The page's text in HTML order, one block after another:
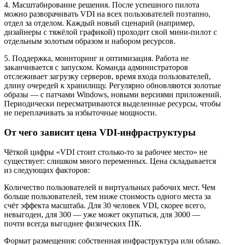
4. Масштабирование решения. После успешного пилота
можно разворачивать VDI на всех пользователей поэтапно,
отдел за отделом. Каждый новый сценарий (например,
дизайнеры с тяжёлой графикой) проходит свой мини-пилот с
отдельным золотым образом и набором ресурсов.
5. Поддержка, мониторинг и оптимизация. Работа не
заканчивается с запуском. Команда администраторов
отслеживает загрузку серверов, время входа пользователей,
длину очередей к хранилищу. Регулярно обновляются золотые
образы — с патчами Windows, новыми версиями приложений.
Периодически пересматриваются выделенные ресурсы, чтобы
не переплачивать за избыточные мощности.
От чего зависит цена VDI-инфраструктуры
Чёткой цифры «VDI стоит столько-то за рабочее место» не
существует: слишком много переменных. Цена складывается
из следующих факторов:
Количество пользователей и виртуальных рабочих мест. Чем
больше пользователей, тем ниже стоимость одного места за
счёт эффекта масштаба. Для 30 человек VDI, скорее всего,
невыгоден, для 300 — уже может окупаться, для 3000 —
почти всегда выгоднее физических ПК.
Формат размещения: собственная инфраструктура или облако.